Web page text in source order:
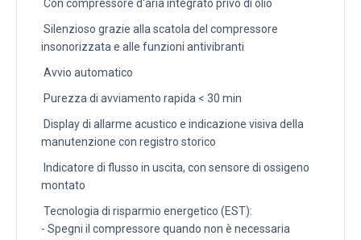
Con compressore d'aria integrato privo di olio
Silenzioso grazie alla scatola del compressore
insonorizzata e alle funzioni antivibranti
Avvio automatico
Purezza di avviamento rapida < 30 min
Display di allarme acustico e indicazione visiva della
manutenzione con registro storico
Indicatore di flusso in uscita, con sensore di ossigeno
montato
Tecnologia di risparmio energetico (EST):
- Spegni il compressore quando non è necessaria